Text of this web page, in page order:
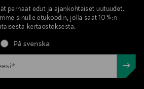
parhaat edut ja ajankohtaiset uutuudet.
sinulle etukoodin, jolla saat 10 %:n
kertaostoksesta.
På svenska